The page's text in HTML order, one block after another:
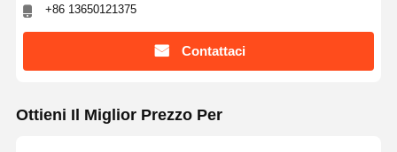
+86 13650121375
Contattaci
Ottieni Il Miglior Prezzo Per